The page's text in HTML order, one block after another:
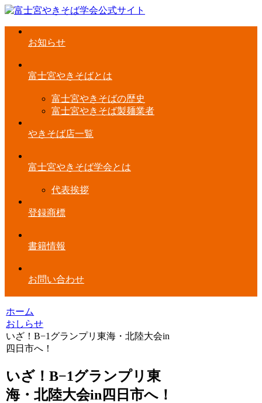
お知らせ
富士宮やきそばとは
富士宮やきそばの歴史
富士宮やきそば製麺業者
やきそば店一覧
富士宮やきそば学会とは
代表挨拶
登録商標
書籍情報
お問い合わせ
ホーム
おしらせ
いざ！B−1グランプリ東海・北陸大会in
四日市へ！
いざ！B−1グランプリ東
海・北陸大会in四日市へ！